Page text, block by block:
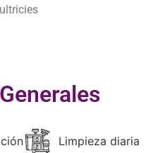
Limpieza diaria